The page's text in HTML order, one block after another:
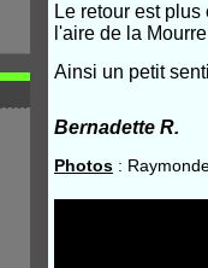
Le retour est
l'aire de la
Ainsi un petit
Bernadette R.
Photos :